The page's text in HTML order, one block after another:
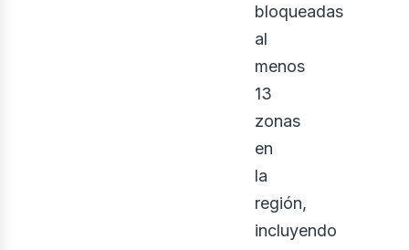
bloqueadas
al
menos
13
zonas
en
la
región,
incluyendo